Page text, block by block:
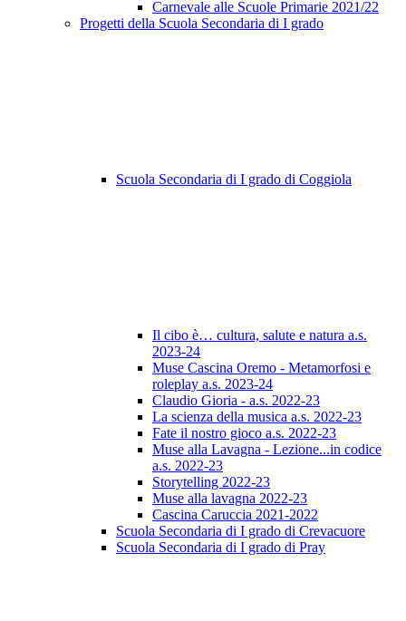
Carnevale alle Scuole Primarie 2021/22
Progetti della Scuola Secondaria di I grado
Scuola Secondaria di I grado di Coggiola
Il cibo è… cultura, salute e natura a.s.
2023-24
Muse Cascina Oremo - Metamorfosi e
roleplay a.s. 2023-24
Claudio Gioria - a.s. 2022-23
La scienza della musica a.s. 2022-23
Fate il nostro gioco a.s. 2022-23
Muse alla Lavagna - Lezione...in codice
a.s. 2022-23
Storytelling 2022-23
Muse alla lavagna 2022-23
Cascina Caruccia 2021-2022
Scuola Secondaria di I grado di Crevacuore
Scuola Secondaria di I grado di Pray